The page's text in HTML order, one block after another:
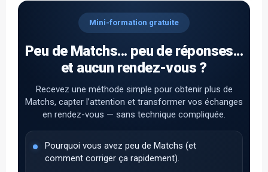
Mini-formation gratuite
Peu de Matchs... peu de réponses...
et aucun rendez-vous ?
Recevez une méthode simple pour obtenir plus de
Matchs, capter l’attention et transformer vos échanges
en rendez-vous — sans technique compliquée.
Pourquoi vous avez peu de Matchs (et
comment corriger ça rapidement).